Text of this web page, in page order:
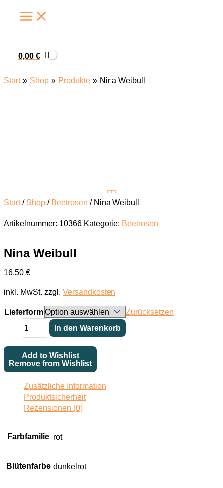
Inhalt
0,00 €
Start Shop Produkte Nina Weibull
Start/ Shop / Beetrosen / Nina Weibull
Artikelnummer: 10366 Kategorie: Beetrosen
Nina Weibull
16,50 €
inkl. MwSt. zzgl. Versandkosten
Lieferform
Zurücksetzen
Weibull
Menge
In den Warenkorb
Add to Wishlist
Remove from Wishlist
Zusätzliche Information
Produktsicherheit
Rezensionen (0)
Farbfamilie rot
Blütenfarbe dunkelrot